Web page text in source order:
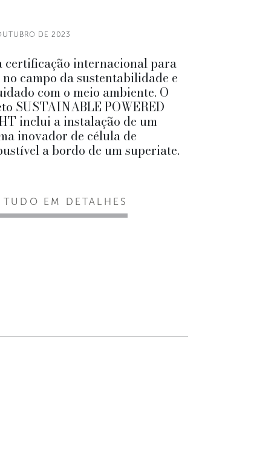
DE 2023
certificação internacional para
campo da sustentabilidade e
com o meio ambiente. O
SUSTAINABLE POWERED
inclui a instalação de um
inovador de célula de
a bordo de um superiate.
TUDO EM DETALHES